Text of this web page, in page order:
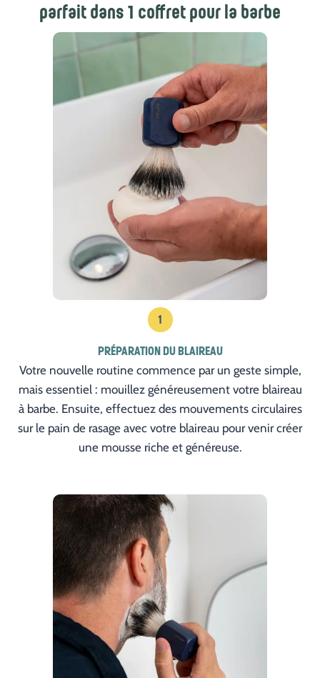
parfait dans 1 coffret pour la barbe
1
PRÉPARATION DU BLAIREAU
Votre nouvelle routine commence par un geste simple,
mais essentiel : mouillez généreusement votre blaireau
à barbe. Ensuite, effectuez des mouvements circulaires
sur le pain de rasage avec votre blaireau pour venir créer
une mousse riche et généreuse.